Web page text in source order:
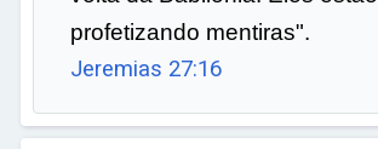
profetizando mentiras".
Jeremias 27:16